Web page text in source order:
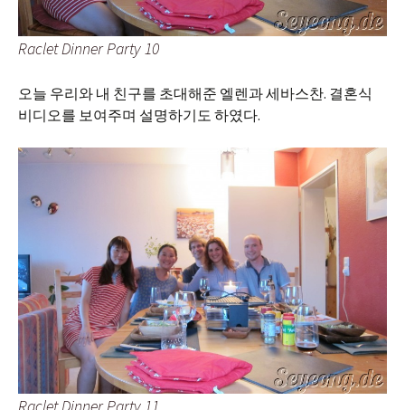
Raclet Dinner Party 10
오늘 우리와 내 친구를 초대해준 엘렌과 세바스찬. 결혼식
비디오를 보여주며 설명하기도 하였다.